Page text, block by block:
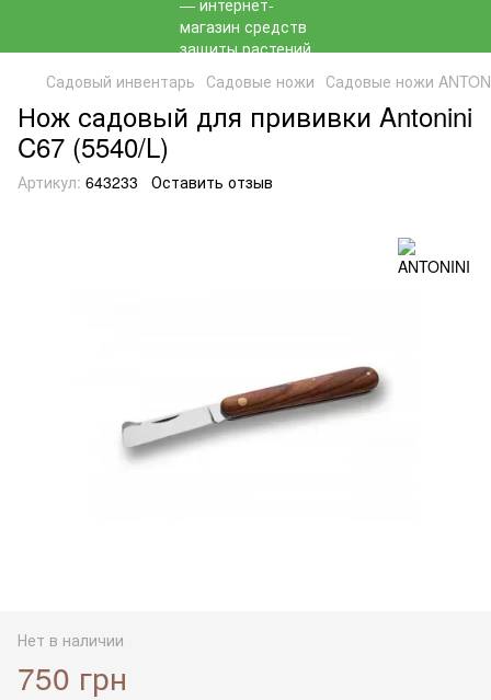
Садовый инвентарь Садовые ножи Садовые ножи
Нож садовый для прививки Antonini
C67 (5540/L)
Артикул: 643233 Оставить отзыв
Нет в наличии
750 грн